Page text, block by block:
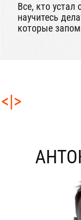
Художественное,
презентациях в:
«B&D»,